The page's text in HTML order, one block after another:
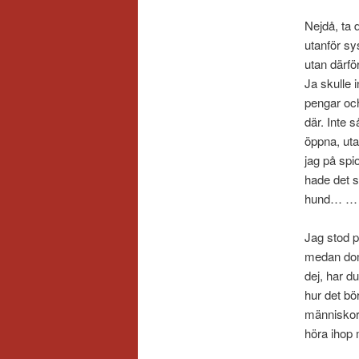
Nejdå, ta
utanför
utan
Ja skulle
pengar
där. Inte
öppna,
jag på
hade det
hund… …
Jag stod
medan
dej, har
hur det
höra